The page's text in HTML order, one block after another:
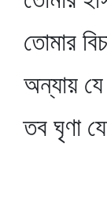
তোমার
অন্যায়
তব ঘৃণা